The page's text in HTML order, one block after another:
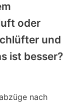
oder
und
ist besser?
nach